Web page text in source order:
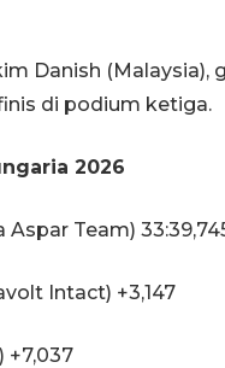
Danish
di podium ketiga.
2026
Team)
Intact) +3,147
+7,037